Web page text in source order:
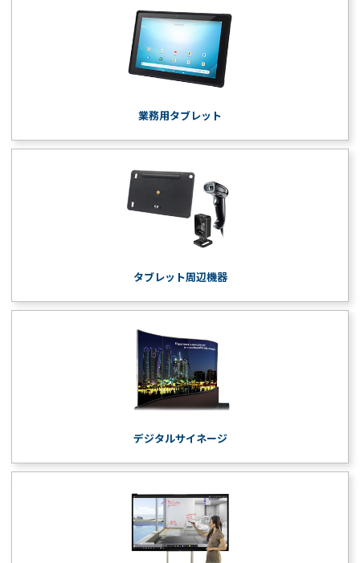
業務用タブレット
タブレット周辺機器
デジタルサイネージ